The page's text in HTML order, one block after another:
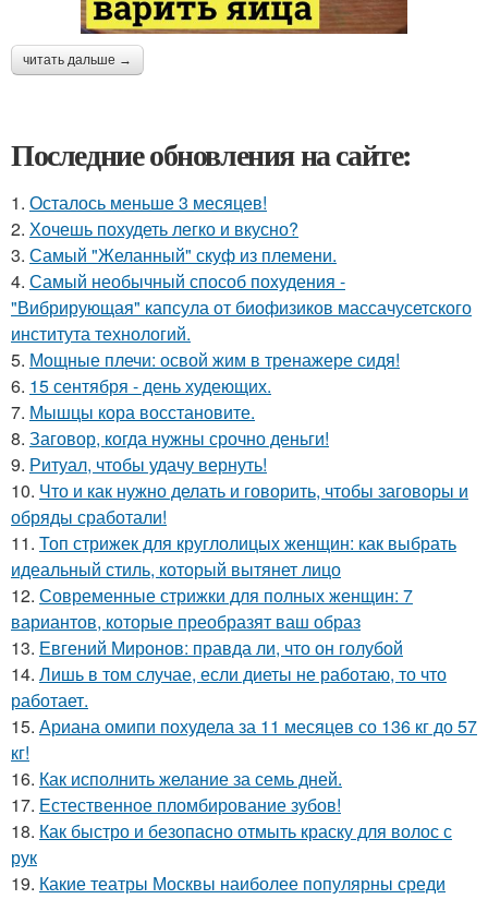
читать дальше →
Последние обновления на сайте:
1. Осталось меньше 3 месяцев!
2. Хочешь похудеть легко и вкусно?
3. Самый "Желанный" скуф из племени.
4. Самый необычный способ похудения -
"Вибрирующая" капсула от биофизиков массачусетского
института технологий.
5. Мощные плечи: освой жим в тренажере сидя!
6. 15 сентября - день худеющих.
7. Мышцы кора восстановите.
8. Заговор, когда нужны срочно деньги!
9. Ритуал, чтобы удачу вернуть!
10. Что и как нужно делать и говорить, чтобы заговоры и
обряды сработали!
11. Топ стрижек для круглолицых женщин: как выбрать
идеальный стиль, который вытянет лицо
12. Современные стрижки для полных женщин: 7
вариантов, которые преобразят ваш образ
13. Евгений Миронов: правда ли, что он голубой
14. Лишь в том случае, если диеты не работаю, то что
работает.
15. Ариана омипи похудела за 11 месяцев со 136 кг до 57
кг!
16. Как исполнить желание за семь дней.
17. Естественное пломбирование зубов!
18. Как быстро и безопасно отмыть краску для волос с
рук
19. Какие театры Москвы наиболее популярны среди